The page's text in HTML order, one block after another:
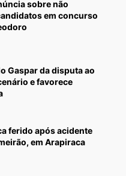
sobre não
em concurso
Gaspar da disputa ao
e favorece
ferido após acidente
em Arapiraca